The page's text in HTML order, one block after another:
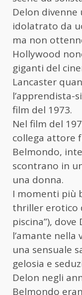
Delon divenne
idolatrato da
ma non
Hollywood
giganti del
Lancaster
l’apprendista-
film del 1973.
Nel film del
collega attore
Belmondo,
scontrano in
una donna.
I momenti più
thriller erotico
piscina”),
l’amante nella
una sensuale
gelosia e
Delon negli
Belmondo